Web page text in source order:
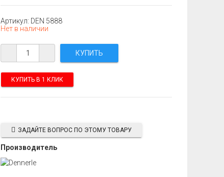
Артикул: DEN 5888
Нет в наличии
КУПИТЬ В 1 КЛИК
ЗАДАЙТЕ ВОПРОС ПО ЭТОМУ ТОВАРУ
Производитель